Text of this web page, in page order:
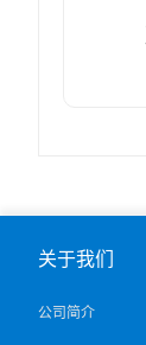
关于我们
公司简介